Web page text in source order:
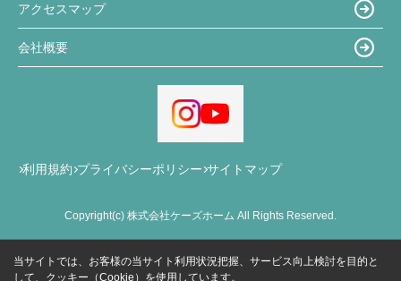
アクセスマップ
会社概要
利用規約 プライバシーポリシー サイトマップ
Copyright(c) 株式会社ケーズホーム All Rights Reserved.
当サイトでは、お客様の当サイト利用状況把握、サービス向上検討を目的と
して、クッキー（Cookie）を使用しています。